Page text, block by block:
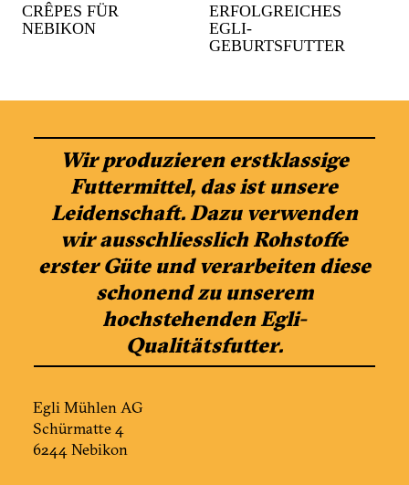
CRÊPES FÜR
NEBIKON
ERFOLGREICHES
EGLI-
GEBURTSFUTTER
Wir produzieren erstklassige
Futtermittel, das ist unsere
Leidenschaft. Dazu verwenden
wir ausschliesslich Rohstoffe
erster Güte und verarbeiten diese
schonend zu unserem
hochstehenden Egli-
Qualitätsfutter.
Egli Mühlen AG
Schürmatte 4
6244 Nebikon